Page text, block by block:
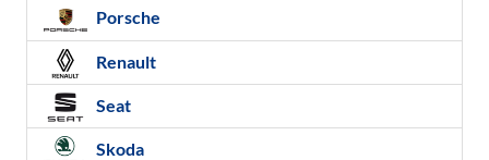
Porsche
Renault
Seat
Skoda